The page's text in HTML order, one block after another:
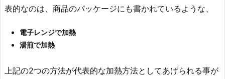
表的なのは、商品のパッケージにも書かれているような、
電子レンジで加熱
湯煎で加熱
上記の2つの方法が代表的な加熱方法としてあげられる事が